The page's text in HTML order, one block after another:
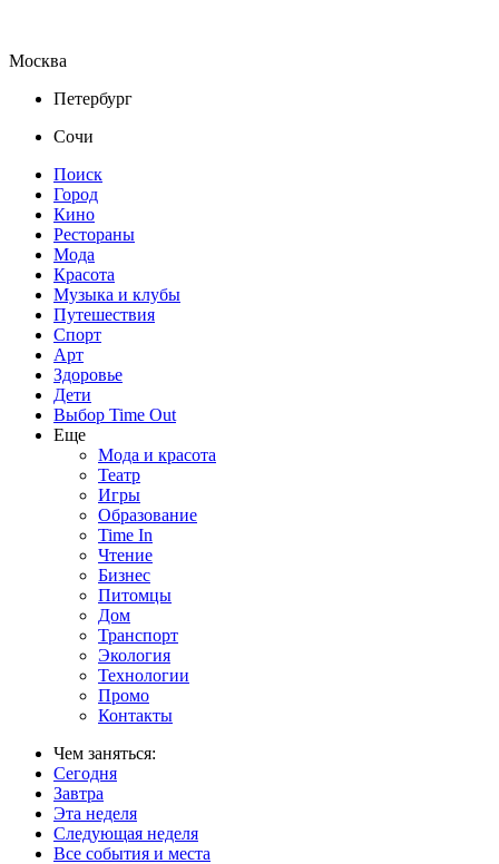
Москва
Петербург
Сочи
Поиск
Город
Кино
Рестораны
Мода
Красота
Музыка и клубы
Путешествия
Спорт
Арт
Здоровье
Дети
Выбор Time Out
Еще
Мода и красота
Театр
Игры
Образование
Time In
Чтение
Бизнес
Питомцы
Дом
Транспорт
Экология
Технологии
Промо
Контакты
Чем заняться:
Сегодня
Завтра
Эта неделя
Следующая неделя
Все события и места